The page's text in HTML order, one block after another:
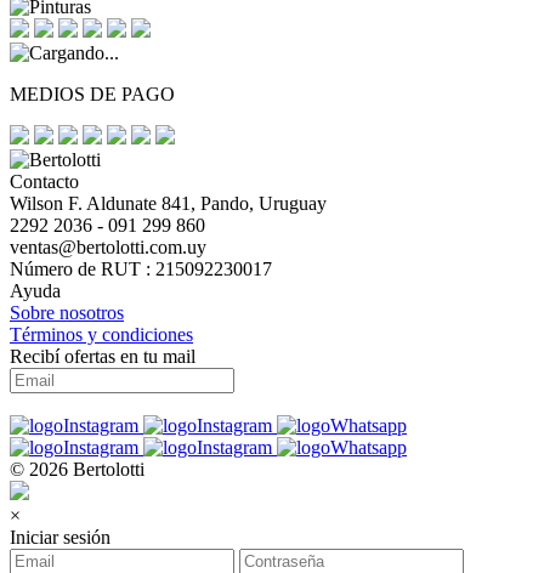
MEDIOS DE PAGO
Contacto
Wilson F. Aldunate 841, Pando, Uruguay
2292 2036 - 091 299 860
ventas@bertolotti.com.uy
Número de RUT : 215092230017
Ayuda
Sobre nosotros
Términos y condiciones
Recibí ofertas en tu mail
© 2026 Bertolotti
×
Iniciar sesión